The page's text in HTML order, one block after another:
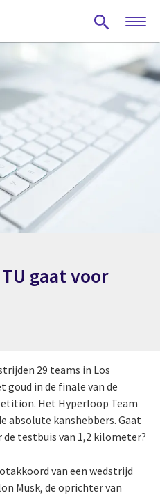
gaat voor
29 teams in Los
goud in de finale van de
Het Hyperloop Team
absolute kanshebbers. Gaat
testbuis van 1,2 kilometer?
van een wedstrijd
Musk, de oprichter van